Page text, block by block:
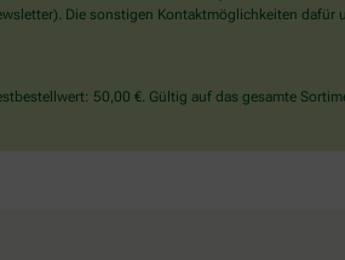
Die sonstigen Kontaktmöglichkeiten
50,00 €. Gültig auf das gesamte